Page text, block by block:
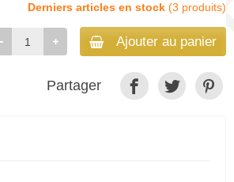
Derniers articles en stock (3 produits)
Ajouter au panier
Partager